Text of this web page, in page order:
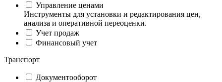
Управление ценами
Инструменты для установки и редактирования цен,
анализа и оперативной переоценки.
Учет продаж
Финансовый учет
Транспорт
Документооборот